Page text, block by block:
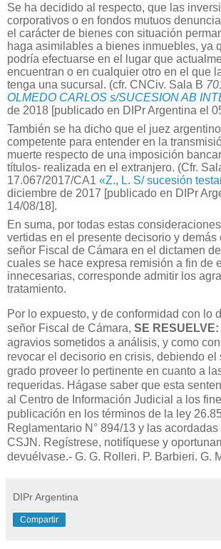
Se ha decidido al respecto, que las
corporativos o en fondos mutuos
el carácter de bienes con situación
haga asimilables a bienes inmuebles, ya
podría efectuarse en el lugar que
encuentran o en cualquier otro en el que
tenga una sucursal. (cfr. CNCiv. Sala B
OLMEDO CARLOS s/SUCESION AB
de 2018 [publicado en DIPr Argentina el
También se ha dicho que el juez
competente para entender en la
muerte respecto de una imposición
títulos- realizada en el extranjero. (Cfr.
17.067/2017/CA1 «Z., L. S/ sucesión
diciembre de 2017 [publicado en DIPr
14/08/18].
En suma, por todas estas
vertidas en el presente decisorio y demás
señor Fiscal de Cámara en el dictamen
cuales se hace expresa remisión a fin de
innecesarias, corresponde admitir los
tratamiento.
Por lo expuesto, y de conformidad con lo
señor Fiscal de Cámara, SE RESUELVE:
agravios sometidos a análisis, y como
revocar el decisorio en crisis, debiendo el
grado proveer lo pertinente en cuanto a
requeridas. Hágase saber que esta
al Centro de Información Judicial a los
publicación en los términos de la ley
Reglamentario N° 894/13 y las
CSJN. Regístrese, notifíquese y
devuélvase.- G. G. Rolleri. P. Barbieri. G.
DIPr Argentina
Compartir